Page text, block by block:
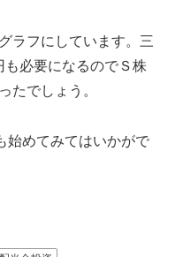
ラフにしています。三
必要になるのでＳ株
たでしょう。
始めてみてはいかがで